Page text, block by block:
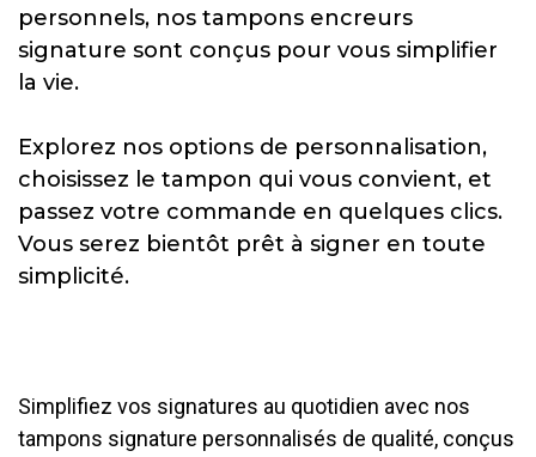
personnels, nos tampons encreurs
signature sont conçus pour vous simplifier
la vie.
Explorez nos options de personnalisation,
choisissez le tampon qui vous convient, et
passez votre commande en quelques clics.
Vous serez bientôt prêt à signer en toute
simplicité.
Simplifiez vos signatures au quotidien avec nos
tampons signature personnalisés de qualité, conçus